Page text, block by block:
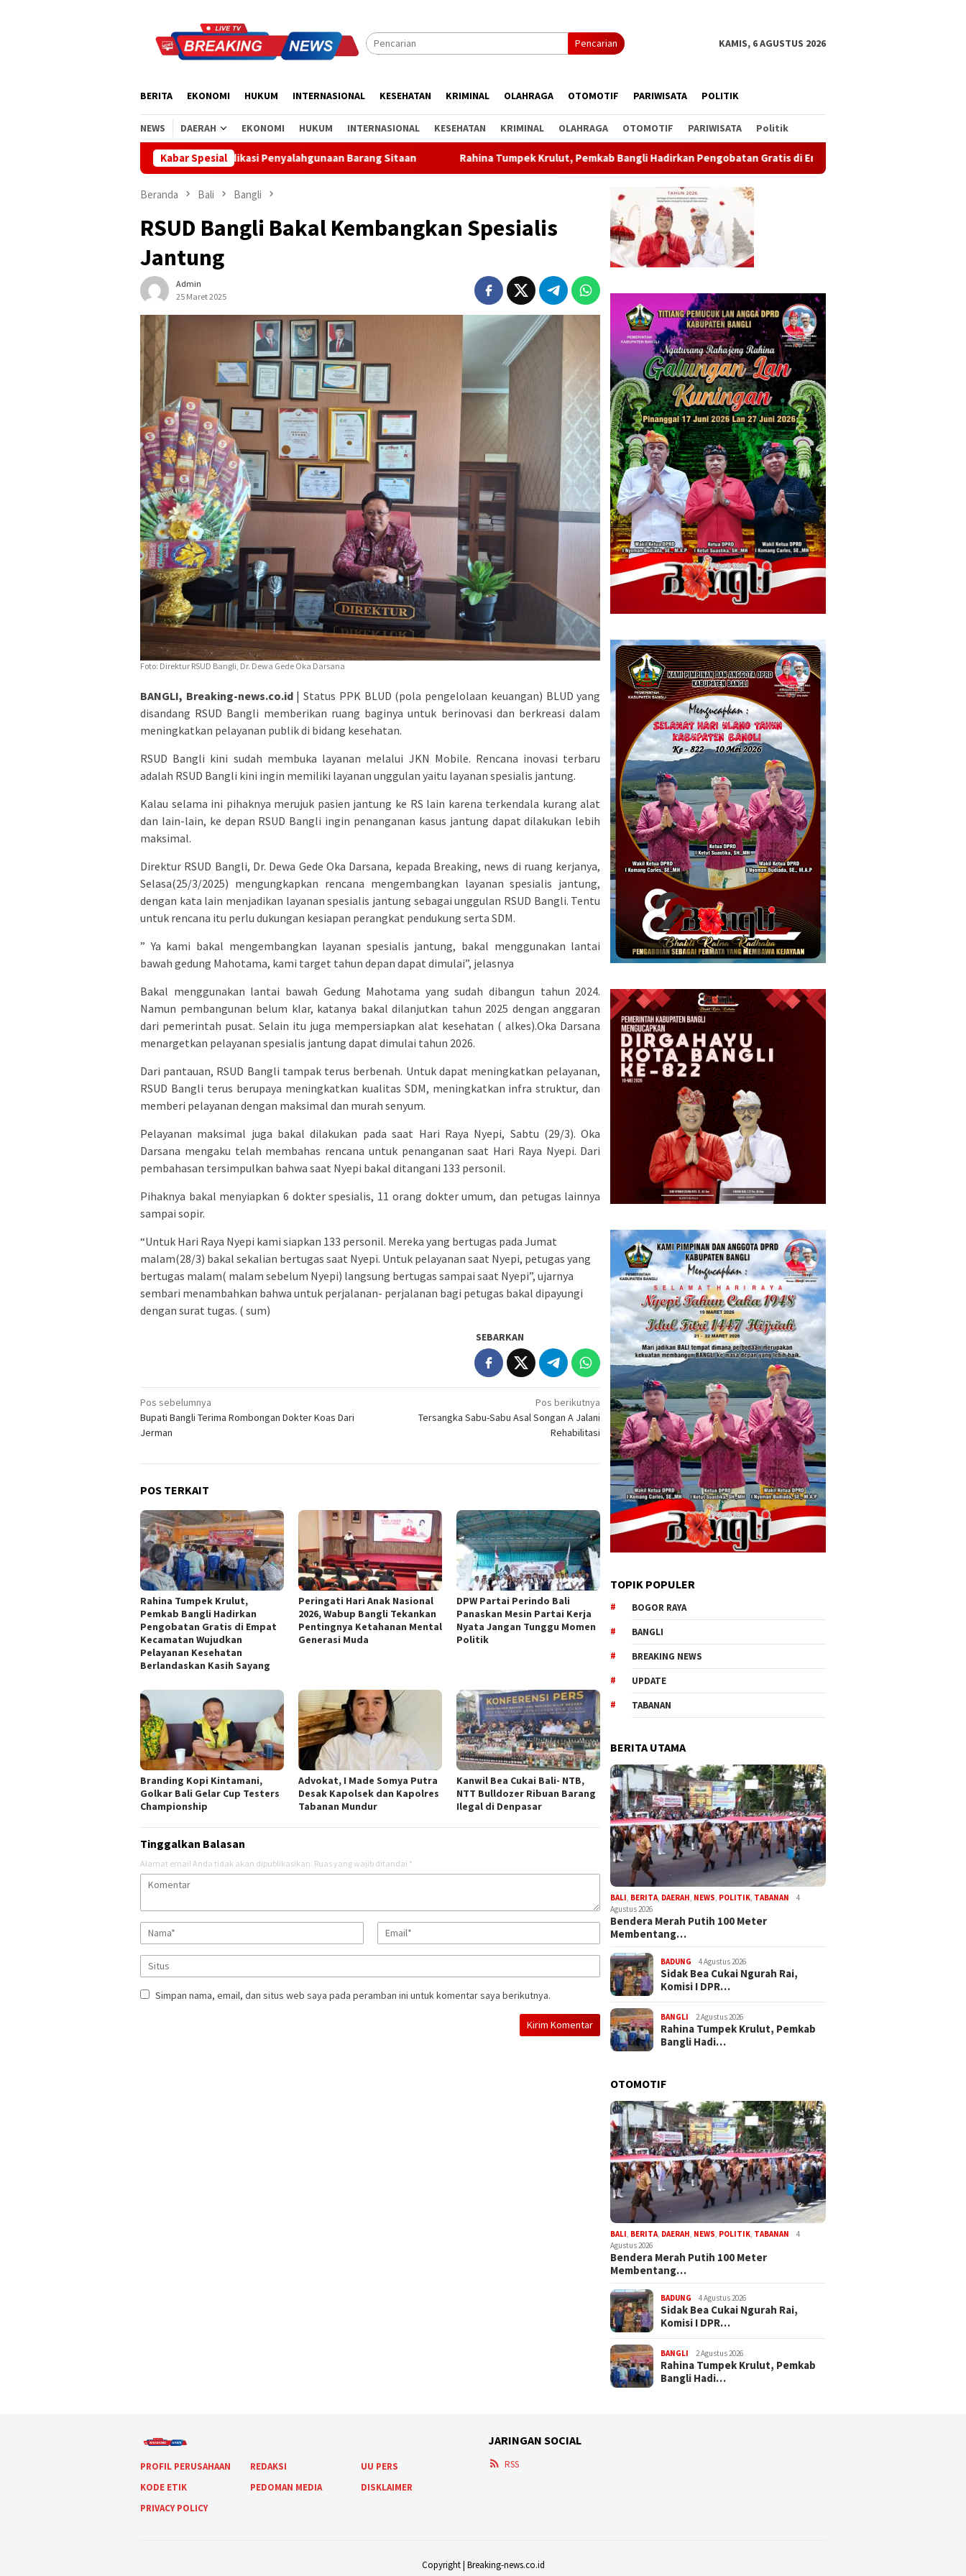
Pencarian KAMIS, 6 AGUSTUS 2026
BERITA EKONOMI HUKUM INTERNASIONAL KESEHATAN KRIMINAL OLAHRAGA OTOMOTIF PARIWISATA POLITIK
NEWS DAERAH EKONOMI HUKUM INTERNASIONAL KESEHATAN KRIMINAL OLAHRAGA OTOMOTIF PARIWISATA Politik
Kabar Spesial
Tegaskan Tak Ada Indikasi Penyalahgunaan Barang Sitaan Rahina Tumpek Krulut, Pemkab Bangli Hadirkan Pengobatan Gratis di Empat Kecamatan Wujudkan Pelayanan Kesehatan
Beranda Bali Bangli
RSUD Bangli Bakal Kembangkan Spesialis
Jantung
Admin
25 Maret 2025
Foto: Direktur RSUD Bangli, Dr. Dewa Gede Oka Darsana
BANGLI, Breaking-news.co.id| Status PPK BLUD (pola pengelolaan keuangan) BLUD yang
disandang RSUD Bangli memberikan ruang baginya untuk berinovasi dan berkreasi dalam
meningkatkan pelayanan publik di bidang kesehatan.
RSUD Bangli kini sudah membuka layanan melalui JKN Mobile. Rencana inovasi terbaru
adalah RSUD Bangli kini ingin memiliki layanan unggulan yaitu layanan spesialis jantung.
Kalau selama ini pihaknya merujuk pasien jantung ke RS lain karena terkendala kurang alat
dan lain-lain, ke depan RSUD Bangli ingin penanganan kasus jantung dapat dilakukan lebih
maksimal.
Direktur RSUD Bangli, Dr. Dewa Gede Oka Darsana, kepada Breaking, news di ruang kerjanya,
Selasa(25/3/2025) mengungkapkan rencana mengembangkan layanan spesialis jantung,
dengan kata lain menjadikan layanan spesialis jantung sebagai unggulan RSUD Bangli. Tentu
untuk rencana itu perlu dukungan kesiapan perangkat pendukung serta SDM.
” Ya kami bakal mengembangkan layanan spesialis jantung, bakal menggunakan lantai
bawah gedung Mahotama, kami target tahun depan dapat dimulai”, jelasnya
Bakal menggunakan lantai bawah Gedung Mahotama yang sudah dibangun tahun 2024.
Namun pembangunan belum klar, katanya bakal dilanjutkan tahun 2025 dengan anggaran
dari pemerintah pusat. Selain itu juga mempersiapkan alat kesehatan ( alkes).Oka Darsana
menargetkan pelayanan spesialis jantung dapat dimulai tahun 2026.
Dari pantauan, RSUD Bangli tampak terus berbenah. Untuk dapat meningkatkan pelayanan,
RSUD Bangli terus berupaya meningkatkan kualitas SDM, meningkatkan infra struktur, dan
memberi pelayanan dengan maksimal dan murah senyum.
Pelayanan maksimal juga bakal dilakukan pada saat Hari Raya Nyepi, Sabtu (29/3). Oka
Darsana mengaku telah membahas rencana untuk penanganan saat Hari Raya Nyepi. Dari
pembahasan tersimpulkan bahwa saat Nyepi bakal ditangani 133 personil.
Pihaknya bakal menyiapkan 6 dokter spesialis, 11 orang dokter umum, dan petugas lainnya
sampai sopir.
“Untuk Hari Raya Nyepi kami siapkan 133 personil. Mereka yang bertugas pada Jumat
malam(28/3) bakal sekalian bertugas saat Nyepi. Untuk pelayanan saat Nyepi, petugas yang
bertugas malam( malam sebelum Nyepi) langsung bertugas sampai saat Nyepi”, ujarnya
sembari menambahkan bahwa untuk perjalanan- perjalanan bagi petugas bakal dipayungi
dengan surat tugas. ( sum)
SEBARKAN
Navigasi
pos
Pos sebelumnya
Bupati Bangli Terima Rombongan Dokter Koas Dari
Jerman
Pos berikutnya
Tersangka Sabu-Sabu Asal Songan A Jalani
Rehabilitasi
POS TERKAIT
Rahina Tumpek Krulut,
Pemkab Bangli Hadirkan
Pengobatan Gratis di Empat
Kecamatan Wujudkan
Pelayanan Kesehatan
Berlandaskan Kasih Sayang
Peringati Hari Anak Nasional
2026, Wabup Bangli Tekankan
Pentingnya Ketahanan Mental
Generasi Muda
DPW Partai Perindo Bali
Panaskan Mesin Partai Kerja
Nyata Jangan Tunggu Momen
Politik
Branding Kopi Kintamani,
Golkar Bali Gelar Cup Testers
Championship
Advokat, I Made Somya Putra
Desak Kapolsek dan Kapolres
Tabanan Mundur
Kanwil Bea Cukai Bali- NTB,
NTT Bulldozer Ribuan Barang
Ilegal di Denpasar
Tinggalkan Balasan
Alamat email Anda tidak akan dipublikasikan. Ruas yang wajib ditandai *
Simpan nama, email, dan situs web saya pada peramban ini untuk komentar saya berikutnya.
TOPIK POPULER
BOGOR RAYA
BANGLI
BREAKING NEWS
UPDATE
TABANAN
BERITA UTAMA
BALI, BERITA, DAERAH, NEWS, POLITIK, TABANAN
4
Agustus 2026
Bendera Merah Putih 100 Meter
Membentang…
BADUNG 4 Agustus 2026
Sidak Bea Cukai Ngurah Rai,
Komisi I DPR…
BANGLI 2 Agustus 2026
Rahina Tumpek Krulut, Pemkab
Bangli Hadi…
OTOMOTIF
BALI, BERITA, DAERAH, NEWS, POLITIK, TABANAN
4
Agustus 2026
Bendera Merah Putih 100 Meter
Membentang…
BADUNG 4 Agustus 2026
Sidak Bea Cukai Ngurah Rai,
Komisi I DPR…
BANGLI 2 Agustus 2026
Rahina Tumpek Krulut, Pemkab
Bangli Hadi…
PROFIL PERUSAHAAN REDAKSI
UU PERS
KODE ETIK
PEDOMAN MEDIA
DISKLAIMER
PRIVACY POLICY
JARINGAN SOCIAL
RSS
Copyright | Breaking-news.co.id